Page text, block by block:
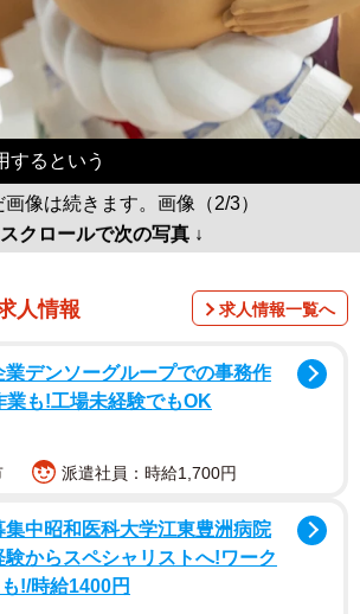
するという
画像は続きます。画像（2/3）
スクロールで次の写真 ↓
人情報 求人情報一覧へ
デンソーグループでの事務作
業も!工場未経験でもOK
派遣社員：時給1,700円
集中昭和医科大学江東豊洲病院
からスペシャリストへ!ワーク
!/時給1400円